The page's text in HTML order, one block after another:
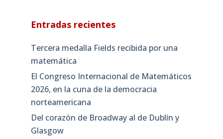
Entradas recientes
Tercera medalla Fields recibida por una
matemática
El Congreso Internacional de Matemáticos
2026, en la cuna de la democracia
norteamericana
Del corazón de Broadway al de Dublín y
Glasgow